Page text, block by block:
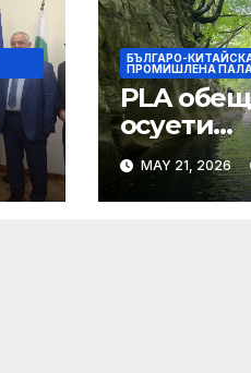
БЪЛГАРО-
ПРОМИШЛЕНА
PLA
осуети
Тайван“.
MAY 21, 2026